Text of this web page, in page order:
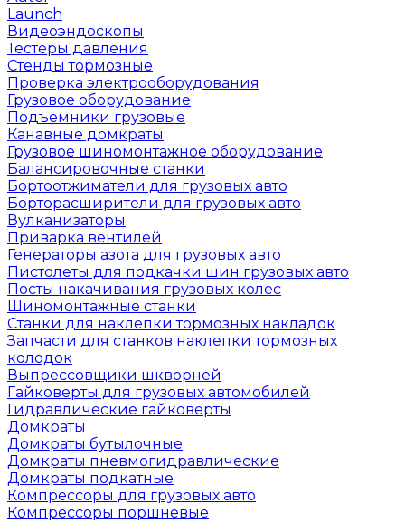
Launch
Видеоэндоскопы
Тестеры давления
Стенды тормозные
Проверка электрооборудования
Грузовое оборудование
Подъемники грузовые
Канавные домкраты
Грузовое шиномонтажное оборудование
Балансировочные станки
Бортоотжиматели для грузовых авто
Борторасширители для грузовых авто
Вулканизаторы
Приварка вентилей
Генераторы азота для грузовых авто
Пистолеты для подкачки шин грузовых авто
Посты накачивания грузовых колес
Шиномонтажные станки
Станки для наклепки тормозных накладок
Запчасти для станков наклепки тормозных
колодок
Выпрессовщики шкворней
Гайковерты для грузовых автомобилей
Гидравлические гайковерты
Домкраты
Домкраты бутылочные
Домкраты пневмогидравлические
Домкраты подкатные
Компрессоры для грузовых авто
Компрессоры поршневые